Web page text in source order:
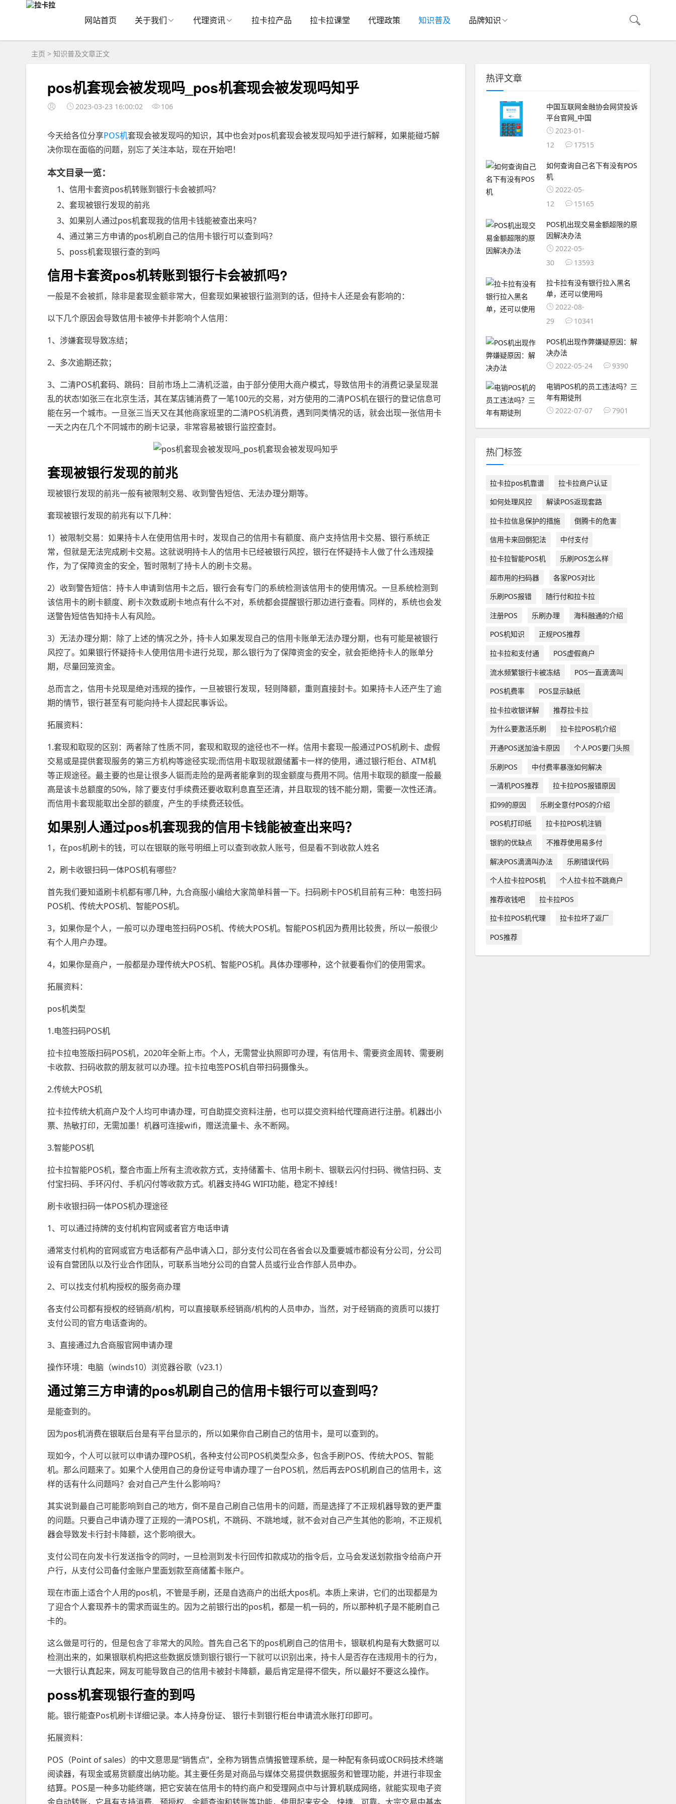
网站首页 关于我们 代理资讯 拉卡拉产品 拉卡拉课堂 代理政策 知识普及 品牌知识
主页 > 知识普及文章正文
pos机套现会被发现吗_pos机套现会被发现吗知乎
2023-03-23 16:00:02 106
今天给各位分享POS机套现会被发现吗的知识，其中也会对pos机套现会被发现吗知乎进行解释，如果能碰巧解
决你现在面临的问题，别忘了关注本站，现在开始吧！
本文目录一览：
1、信用卡套资pos机转账到银行卡会被抓吗?
2、套现被银行发现的前兆
3、如果别人通过pos机套现我的信用卡钱能被查出来吗？
4、通过第三方申请的pos机刷自己的信用卡银行可以查到吗？
5、poss机套现银行查的到吗
信用卡套资pos机转账到银行卡会被抓吗?
一般是不会被抓，除非是套现金额非常大，但套现如果被银行监测到的话，但持卡人还是会有影响的：
以下几个原因会导致信用卡被停卡并影响个人信用：
1、涉嫌套现导致冻结；
2、多次逾期还款；
3、二清POS机套码、跳码：目前市场上二清机泛滥，由于部分使用大商户模式，导致信用卡的消费记录呈现混
乱的状态!如张三在北京生活，其在某店铺消费了一笔100元的交易，对方使用的二清POS机在银行的登记信息可
能在另一个城市。一旦张三当天又在其他商家班里的二清POS机消费，遇到同类情况的话，就会出现一张信用卡
一天之内在几个不同城市的刷卡记录，非常容易被银行监控查封。
套现被银行发现的前兆
现被银行发现的前兆一般有被限制交易、收到警告短信、无法办理分期等。
套现被银行发现的前兆有以下几种：
1）被限制交易：如果持卡人在使用信用卡时，发现自己的信用卡有额度、商户支持信用卡交易、银行系统正
常，但就是无法完成刷卡交易。这就说明持卡人的信用卡已经被银行风控，银行在怀疑持卡人做了什么违规操
作，为了保障资金的安全，暂时限制了持卡人的刷卡交易。
2）收到警告短信：持卡人申请到信用卡之后，银行会有专门的系统检测该信用卡的使用情况。一旦系统检测到
该信用卡的刷卡额度、刷卡次数或刷卡地点有什么不对，系统都会提醒银行那边进行查看。同样的，系统也会发
送警告短信告知持卡人有风险。
3）无法办理分期：除了上述的情况之外，持卡人如果发现自己的信用卡账单无法办理分期，也有可能是被银行
风控了。如果银行怀疑持卡人使用信用卡进行兑现，那么银行为了保障资金的安全，就会拒绝持卡人的账单分
期，尽量回笼资金。
总而言之，信用卡兑现是绝对违规的操作，一旦被银行发现，轻则降额，重则直接封卡。如果持卡人还产生了逾
期的情节，银行甚至有可能向持卡人提起民事诉讼。
拓展资料：
1.套现和取现的区别：两者除了性质不同，套现和取现的途径也不一样。信用卡套现一般通过POS机刷卡、虚假
交易或是提供套现服务的第三方机构等途径实现;而信用卡取现就跟储蓄卡一样的使用，通过银行柜台、ATM机
等正规途径。最主要的也是让很多人铤而走险的是两者能拿到的现金额度与费用不同。信用卡取现的额度一般最
高是该卡总额度的50%，除了要支付手续费还要收取利息直至还清，并且取现的钱不能分期，需要一次性还清。
而信用卡套现能取出全部的额度，产生的手续费还较低。
如果别人通过pos机套现我的信用卡钱能被查出来吗？
1，在pos机刷卡的钱，可以在银联的账号明细上可以查到收款人账号，但是看不到收款人姓名
2，刷卡收银扫码一体POS机有哪些?
首先我们要知道刷卡机都有哪几种，九合商服小编给大家简单科普一下。扫码刷卡POS机目前有三种：电签扫码
POS机、传统大POS机、智能POS机。
3，如果你是个人，一般可以办理电签扫码POS机、传统大POS机。智能POS机因为费用比较贵，所以一般很少
有个人用户办理。
4，如果你是商户，一般都是办理传统大POS机、智能POS机。具体办理哪种，这个就要看你们的使用需求。
拓展资料：
pos机类型
1.电签扫码POS机
拉卡拉电签版扫码POS机，2020年全新上市。个人，无需营业执照即可办理，有信用卡、需要资金周转、需要刷
卡收款、扫码收款的朋友就可以办理。拉卡拉电签POS机自带扫码摄像头。
2.传统大POS机
拉卡拉传统大机商户及个人均可申请办理，可自助提交资料注册，也可以提交资料给代理商进行注册。机器出小
票、热敏打印，无需加墨！机器可连接wifi，赠送流量卡、永不断网。
3.智能POS机
拉卡拉智能POS机，整合市面上所有主流收款方式，支持储蓄卡、信用卡刷卡、银联云闪付扫码、微信扫码、支
付宝扫码、手环闪付、手机闪付等收款方式。机器支持4G WIFI功能，稳定不掉线！
刷卡收银扫码一体POS机办理途径
1、可以通过持牌的支付机构官网或者官方电话申请
通常支付机构的官网或官方电话都有产品申请入口，部分支付公司在各省会以及重要城市都设有分公司，分公司
设有自营团队以及行业合作团队，可联系当地分公司的自营人员或行业合作部人员申办。
2、可以找支付机构授权的服务商办理
各支付公司都有授权的经销商/机构，可以直接联系经销商/机构的人员申办，当然，对于经销商的资质可以拨打
支付公司的官方电话查询的。
3、直接通过九合商服官网申请办理
操作环境：电脑（winds10）浏览器谷歌（v23.1）
通过第三方申请的pos机刷自己的信用卡银行可以查到吗？
是能查到的。
因为pos机消费在银联后台是有平台显示的，所以如果你自己刷自己的信用卡，是可以查到的。
现如今，个人可以就可以申请办理POS机，各种支付公司POS机类型众多，包含手刷POS、传统大POS、智能
机。那么问题来了。如果个人使用自己的身份证号申请办理了一台POS机，然后再去POS机刷自己的信用卡，这
样的话有什么问题吗？会对自己产生什么影响吗？
其实说到最自己可能影响到自己的地方，倒不是自己刷自己信用卡的问题，而是选择了不正规机器导致的更严重
的问题。只要自己申请办理了正规的一清POS机，不跳码、不跳地域，就不会对自己产生其他的影响，不正规机
器会导致发卡行封卡降额，这个影响很大。
支付公司在向发卡行发送指令的同时，一旦检测到发卡行回传扣款成功的指令后，立马会发送划款指令给商户开
户行，从支付公司备付金账户里面划款至商储蓄卡账户。
现在市面上适合个人用的pos机，不管是手刷，还是自选商户的出纸大pos机。本质上来讲，它们的出现都是为
了迎合个人套现养卡的需求而诞生的。因为之前银行出的pos机，都是一机一码的，所以那种机子是不能刷自己
卡的。
这么做是可行的，但是包含了非常大的风险。首先自己名下的pos机刷自己的信用卡，银联机构是有大数据可以
检测出来的，如果银联机构把这些数据反馈到银行银行一下就可以识别出来，持卡人是否存在违规用卡的行为，
一大银行认真起来，网友可能导致自己的信用卡被封卡降额，最后肯定是得不偿失，所以最好不要这么操作。
poss机套现银行查的到吗
能。银行能查Pos机刷卡详细记录。本人持身份证、 银行卡到银行柜台申请流水账打印即可。
拓展资料：
POS（Point of sales）的中文意思是“销售点”，全称为销售点情报管理系统，是一种配有条码或OCR码技术终端
阅读器，有现金或易货额度出纳功能。其主要任务是对商品与媒体交易提供数据服务和管理功能，并进行非现金
结算。POS是一种多功能终端，把它安装在信用卡的特约商户和受理网点中与计算机联成网络，就能实现电子资
热评文章
中国互联网金融协会网贷投诉
平台官网_中国
2023-01-
12
17515
如何查询自己名下有没有POS
机
2022-05-
12
15165
POS机出现交易金额超限的原
因解决办法
2022-05-
30
13593
拉卡拉有没有银行拉入黑名
单，还可以使用吗
2022-08-
29
10341
POS机出现作弊嫌疑原因：解
决办法
2022-05-24
9390
电销POS机的员工违法吗？三
年有期徒刑
2022-07-07
7901
热门标签
拉卡拉pos机靠谱
拉卡拉商户认证
如何处理风控
解读POS返现套路
拉卡拉信息保护的措施
倒腾卡的危害
信用卡来回倒犯法
中付支付
拉卡拉智能POS机
乐刷POS怎么样
超市用的扫码器
各家POS对比
乐刷POS报错
随行付和拉卡拉
注册POS
乐刷办理
海科融通的介绍
POS机知识
正规POS推荐
拉卡拉和支付通
POS虚假商户
流水频繁银行卡被冻结
POS一直滴滴叫
POS机费率
POS显示缺纸
拉卡拉收银详解
推荐拉卡拉
为什么要激活乐刷
拉卡拉POS机介绍
开通POS送加油卡原因
个人POS要门头照
乐刷POS
中付费率暴涨如何解决
一清机POS推荐
拉卡拉POS报错原因
扣99的原因
乐刷全意付POS的介绍
POS机打印纸
拉卡拉POS机注销
银豹的优缺点
不推荐使用易多付
解决POS滴滴叫办法
乐刷错误代码
个人拉卡拉POS机
个人拉卡拉不跳商户
推荐收钱吧
拉卡拉POS
拉卡拉POS机代理
拉卡拉坏了返厂
POS推荐